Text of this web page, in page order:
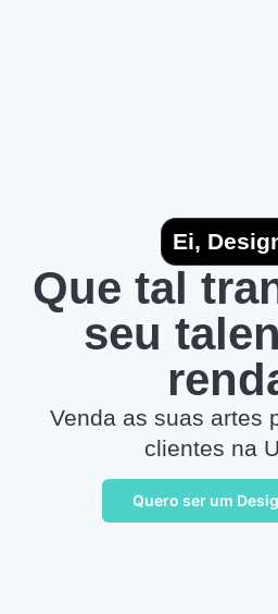
Ei,
Que tal
seu
Venda as suas artes
clientes na
Quero ser um